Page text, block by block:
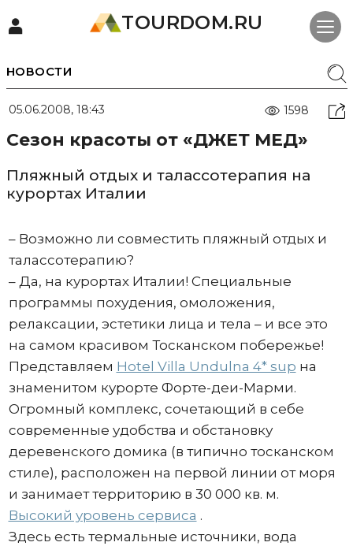
TOURDOM.RU
НОВОСТИ
05.06.2008, 18:43 1598
Cезон красоты от «ДЖЕТ МЕД»
Пляжный отдых и талассотерапия на
курортах Италии
– Возможно ли совместить пляжный отдых и
талассотерапию?
– Да, на курортах Италии! Специальные
программы похудения, омоложения,
релаксации, эстетики лица и тела – и все это
на самом красивом Тосканском побережье!
Представляем Hotel Villa Undulna 4* sup на
знаменитом курорте Форте-деи-Марми.
Огромный комплекс, сочетающий в себе
современные удобства и обстановку
деревенского домика (в типично тосканском
стиле), расположен на первой линии от моря
и занимает территорию в 30 000 кв. м.
Высокий уровень сервиса .
Здесь есть термальные источники, вода